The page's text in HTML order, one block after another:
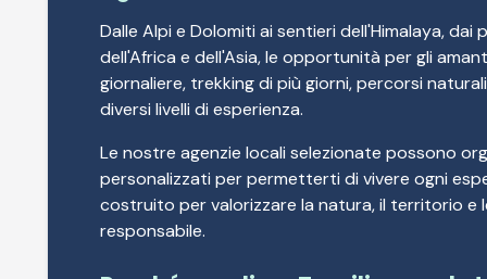
Dalle Alpi e Dolomiti ai sentieri dell'Himalaya,
dell'Africa e dell'Asia, le opportunità per gli
giornaliere, trekking di più giorni, percorsi
diversi livelli di esperienza.
Le nostre agenzie locali selezionate possono
personalizzati per permetterti di vivere ogni
costruito per valorizzare la natura, il territorio
responsabile.